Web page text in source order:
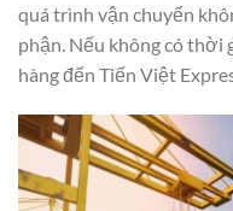
quá trình vận chuyển
phận. Nếu không có thời
hàng đến Tiến Việt